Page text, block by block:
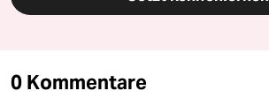
0 Kommentare